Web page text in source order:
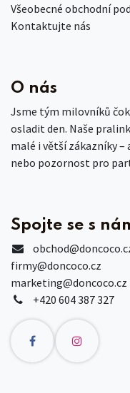
Všeobecné obchodní
Kontaktujte nás
O nás
Jsme tým milovníků
osladit den. Naše
malé i větší zákazníky –
nebo pozornost pro
Spojte se s
obchod
firmy@doncoco.cz
marketing@doncoco.cz
+420 604 387 327